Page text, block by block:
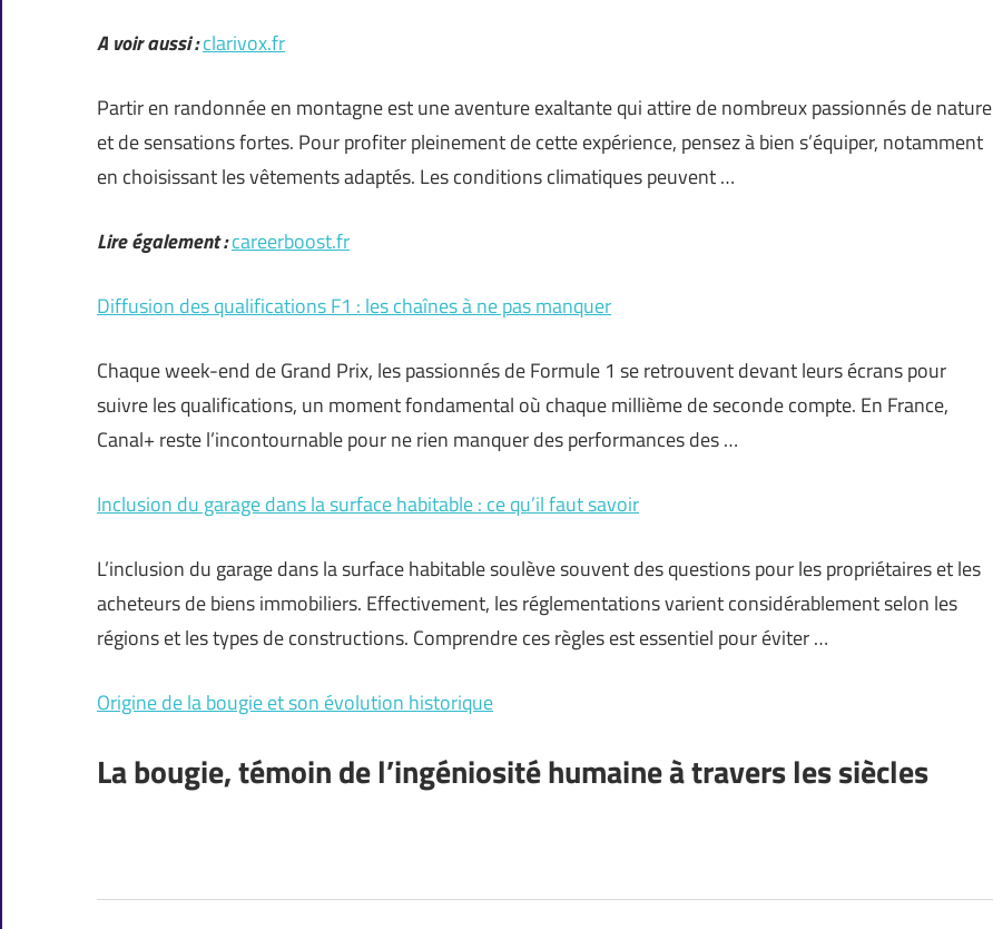
A voir aussi :clarivox.fr
Partir en randonnée en montagne est une aventure exaltante qui attire de nombreux passionnés de nature
et de sensations fortes. Pour profiter pleinement de cette expérience, pensez à bien s’équiper, notamment
en choisissant les vêtements adaptés. Les conditions climatiques peuvent …
Lire également :careerboost.fr
Diffusion des qualifications F1 : les chaînes à ne pas manquer
Chaque week-end de Grand Prix, les passionnés de Formule 1 se retrouvent devant leurs écrans pour
suivre les qualifications, un moment fondamental où chaque millième de seconde compte. En France,
Canal+ reste l’incontournable pour ne rien manquer des performances des …
Inclusion du garage dans la surface habitable : ce qu’il faut savoir
L’inclusion du garage dans la surface habitable soulève souvent des questions pour les propriétaires et les
acheteurs de biens immobiliers. Effectivement, les réglementations varient considérablement selon les
régions et les types de constructions. Comprendre ces règles est essentiel pour éviter …
Origine de la bougie et son évolution historique
La bougie, témoin de l’ingéniosité humaine à travers les siècles